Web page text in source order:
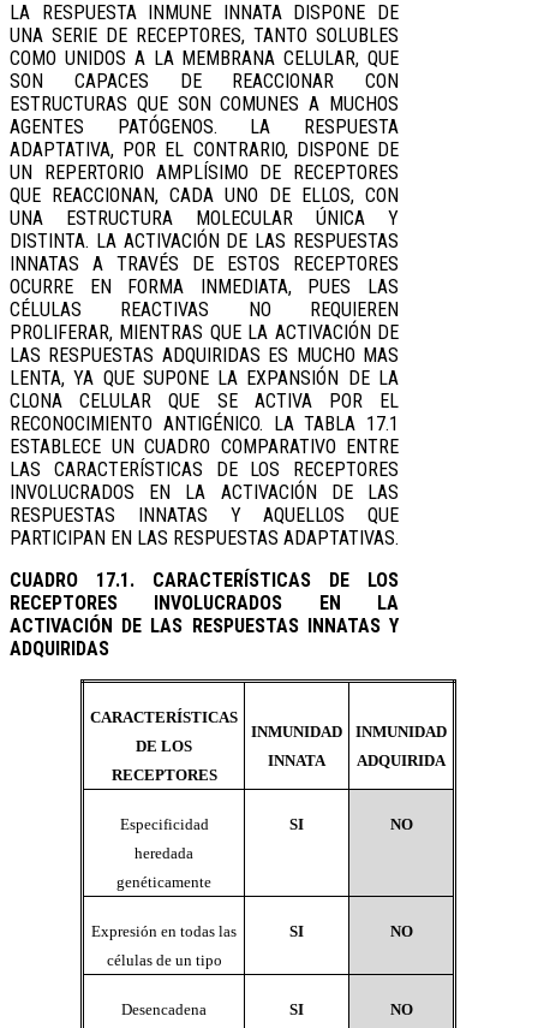
LA RESPUESTA INMUNE INNATA DISPONE DE
UNA SERIE DE RECEPTORES, TANTO SOLUBLES
COMO UNIDOS A LA MEMBRANA CELULAR, QUE
SON CAPACES DE REACCIONAR CON
ESTRUCTURAS QUE SON COMUNES A MUCHOS
AGENTES PATÓGENOS. LA RESPUESTA
ADAPTATIVA, POR EL CONTRARIO, DISPONE DE
UN REPERTORIO AMPLÍSIMO DE RECEPTORES
QUE REACCIONAN, CADA UNO DE ELLOS, CON
UNA ESTRUCTURA MOLECULAR ÚNICA Y
DISTINTA. LA ACTIVACIÓN DE LAS RESPUESTAS
INNATAS A TRAVÉS DE ESTOS RECEPTORES
OCURRE EN FORMA INMEDIATA, PUES LAS
CÉLULAS REACTIVAS NO REQUIEREN
PROLIFERAR, MIENTRAS QUE LA ACTIVACIÓN DE
LAS RESPUESTAS ADQUIRIDAS ES MUCHO MAS
LENTA, YA QUE SUPONE LA EXPANSIÓN DE LA
CLONA CELULAR QUE SE ACTIVA POR EL
RECONOCIMIENTO ANTIGÉNICO. LA TABLA 17.1
ESTABLECE UN CUADRO COMPARATIVO ENTRE
LAS CARACTERÍSTICAS DE LOS RECEPTORES
INVOLUCRADOS EN LA ACTIVACIÓN DE LAS
RESPUESTAS INNATAS Y AQUELLOS QUE
PARTICIPAN EN LAS RESPUESTAS ADAPTATIVAS.
CUADRO 17.1. CARACTERÍSTICAS DE LOS
RECEPTORES INVOLUCRADOS EN LA
ACTIVACIÓN DE LAS RESPUESTAS INNATAS Y
ADQUIRIDAS
CARACTERÍSTICAS
DE LOS
RECEPTORES
INMUNIDAD
INNATA
INMUNIDAD
ADQUIRIDA
Especificidad
heredada
genéticamente
SI NO
Expresión en todas las
células de un tipo
SI NO
Desencadena
SI NO